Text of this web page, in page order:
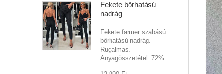
Fekete bőrhatású
nadrág
Fekete farmer szabású
bőrhatású nadrág.
Rugalmas.
Anyagösszetétel: 72%...